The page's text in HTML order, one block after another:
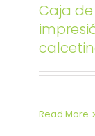
Caja
Read More
Caja
Caja con